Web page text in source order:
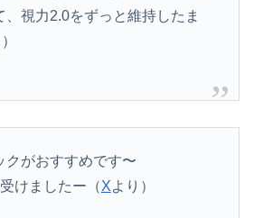
、視力2.0をずっと維持したま
クがおすすめです〜
けましたー（Xより）